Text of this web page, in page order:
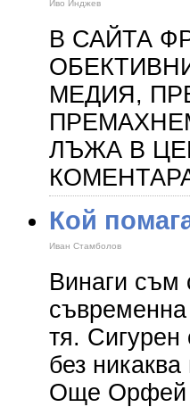
Иво Инджев
В САЙТА
МЕДИЯ,
ЛЪЖА В
Кой
Иван Стамболов
Винаги съм
съвременна
тя.
без
Още Орфей